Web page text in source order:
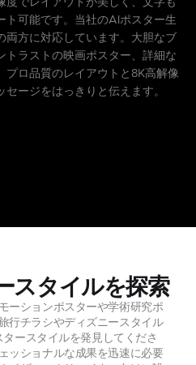
度でレイアウトが美しく、文字も
ト可能です。当社のAIポスター生
両方に対応しています。大胆なブ
トラストの映画ポスター、詳細な
プロ品質のレイアウトと8K高解像
ージをはっきりと伝えます。
スタイルを探索
ーションポスターや学術研究ポ
行チラシやディズニースタイル
ースタイルを発見してくださ
ッショナルな成果を迅速に必要